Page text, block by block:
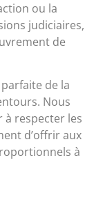
ou la
judiciaires,
de
de la
Nous
à respecter les
d’offrir aux
à